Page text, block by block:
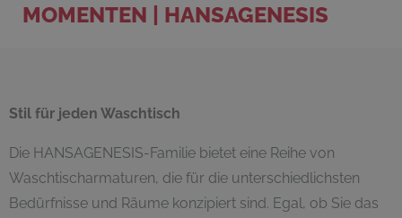
MOMENTEN | HANSAGENESIS
Stil für jeden Waschtisch
Die HANSAGENESIS-Familie bietet eine Reihe von
Waschtischarmaturen, die für die unterschiedlichsten
Bedürfnisse und Räume konzipiert sind. Egal, ob Sie das